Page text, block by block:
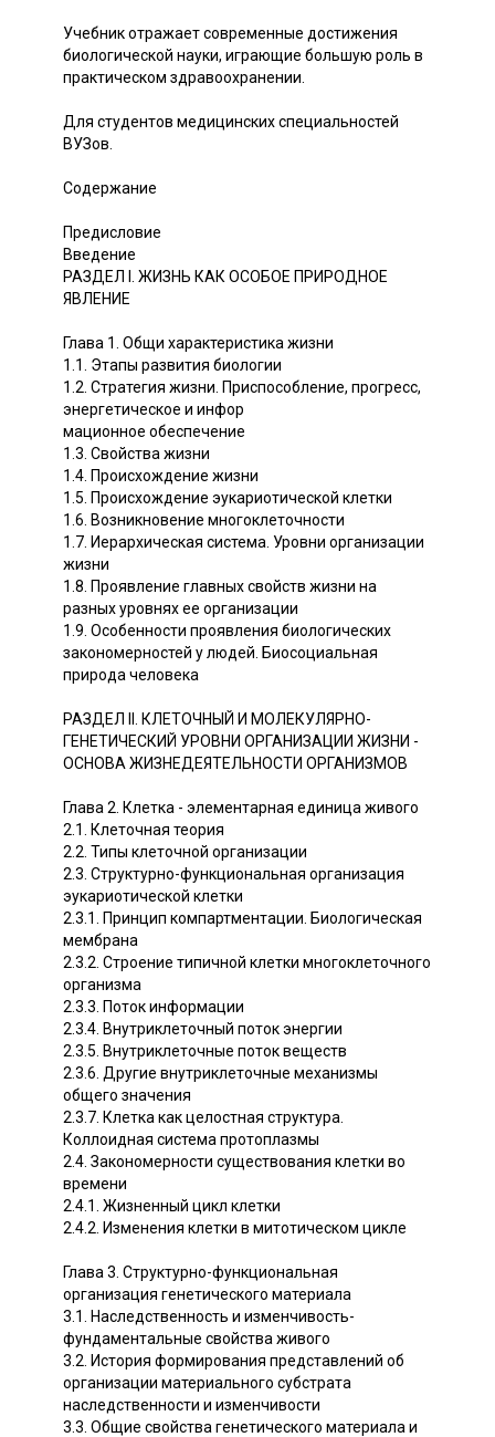
Учебник отражает современные достижения
биологической науки, играющие большую роль в
практическом здравоохранении.
Для студентов медицинских специальностей
ВУЗов.
Содержание
Предисловие
Введение
РАЗДЕЛ I. ЖИЗНЬ КАК ОСОБОЕ ПРИРОДНОЕ
ЯВЛЕНИЕ
Глава 1. Общи характеристика жизни
1.1. Этапы развития биологии
1.2. Стратегия жизни. Приспособление, прогресс,
энергетическое и инфор
мационное обеспечение
1.3. Свойства жизни
1.4. Происхождение жизни
1.5. Происхождение эукариотической клетки
1.6. Возникновение многоклеточности
1.7. Иерархическая система. Уровни организации
жизни
1.8. Проявление главных свойств жизни на
разных уровнях ее организации
1.9. Особенности проявления биологических
закономерностей у людей. Биосоциальная
природа человека
РАЗДЕЛ II. КЛЕТОЧНЫЙ И МОЛЕКУЛЯРНО-
ГЕНЕТИЧЕСКИЙ УРОВНИ ОРГАНИЗАЦИИ ЖИЗНИ -
ОСНОВА ЖИЗНЕДЕЯТЕЛЬНОСТИ ОРГАНИЗМОВ
Глава 2. Клетка - элементарная единица живого
2.1. Клеточная теория
2.2. Типы клеточной организации
2.3. Структурно-функциональная организация
эукариотической клетки
2.3.1. Принцип компартментации. Биологическая
мембрана
2.3.2. Строение типичной клетки многоклеточного
организма
2.3.3. Поток информации
2.3.4. Внутриклеточный поток энергии
2.3.5. Внутриклеточные поток веществ
2.3.6. Другие внутриклеточные механизмы
общего значения
2.3.7. Клетка как целостная структура.
Коллоидная система протоплазмы
2.4. Закономерности существования клетки во
времени
2.4.1. Жизненный цикл клетки
2.4.2. Изменения клетки в митотическом цикле
Глава 3. Структурно-функциональная
организация генетического материала
3.1. Наследственность и изменчивость-
фундаментальные свойства живого
3.2. История формирования представлений об
организации материального субстрата
наследственности и изменчивости
3.3. Общие свойства генетического материала и